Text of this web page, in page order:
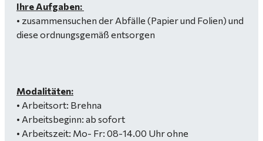
Ihre Aufgaben:
• zusammensuchen der Abfälle (Papier und Folien) und
diese ordnungsgemäß entsorgen
Modalitäten:
• Arbeitsort: Brehna
• Arbeitsbeginn: ab sofort
• Arbeitszeit: Mo- Fr: 08-14.00 Uhr ohne